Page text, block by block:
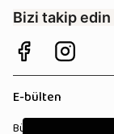
Bizi takip edin
E-bülten
Bültenimize